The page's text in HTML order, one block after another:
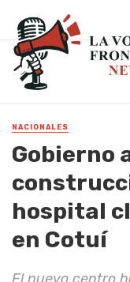
NACIONALES
Gobierno
hospital
en Cotuí
El nuevo centro